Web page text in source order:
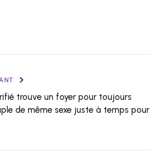
trouve un foyer pour toujours
de même sexe juste à temps pour